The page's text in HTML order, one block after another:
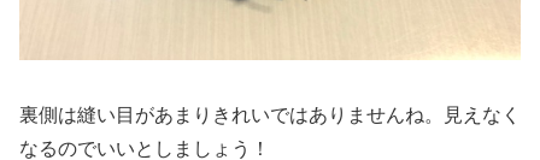
裏側は縫い目があまりきれいではありませんね。見えなく
なるのでいいとしましょう！